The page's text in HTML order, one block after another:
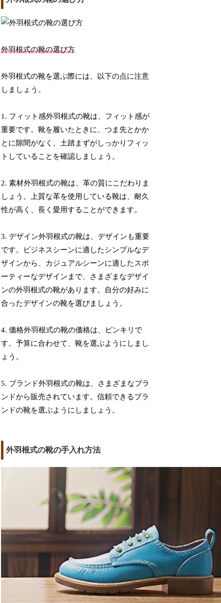
外羽根式の靴の選び方
外羽根式の靴を選ぶ際には、以下の点に注意
しましょう。
1. フィット感外羽根式の靴は、フィット感が
重要です。靴を履いたときに、つま先とかか
とに隙間がなく、土踏まずがしっかりフィッ
トしていることを確認しましょう。
2. 素材外羽根式の靴は、革の質にこだわりま
しょう。上質な革を使用している靴は、耐久
性が高く、長く愛用することができます。
3. デザイン外羽根式の靴は、デザインも重要
です。ビジネスシーンに適したシンプルなデ
ザインから、カジュアルシーンに適したスポ
ーティーなデザインまで、さまざまなデザイ
ンの外羽根式の靴があります。自分の好みに
合ったデザインの靴を選びましょう。
4. 価格外羽根式の靴の価格は、ピンキリで
す。予算に合わせて、靴を選ぶようにしまし
ょう。
5. ブランド外羽根式の靴は、さまざまなブラ
ンドから販売されています。信頼できるブラ
ンドの靴を選ぶようにしましょう。
外羽根式の靴の手入れ方法